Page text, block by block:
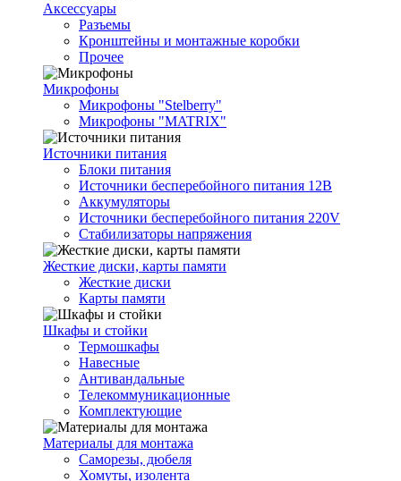
Аксессуары
Разъемы
Кронштейны и монтажные коробки
Прочее
Микрофоны
Микрофоны "Stelberry"
Микрофоны "MATRIX"
Источники питания
Блоки питания
Источники бесперебойного питания 12В
Аккумуляторы
Источники бесперебойного питания 220V
Стабилизаторы напряжения
Жесткие диски, карты памяти
Жесткие диски
Карты памяти
Шкафы и стойки
Термошкафы
Навесные
Антивандальные
Телекоммуникационные
Комплектующие
Материалы для монтажа
Саморезы, дюбеля
Хомуты, изолента